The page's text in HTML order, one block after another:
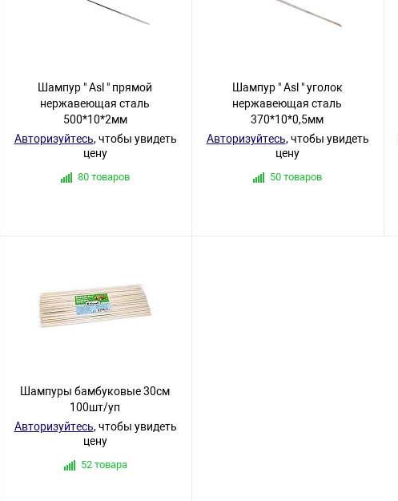
Шампур " Asl " прямой
нержавеющая сталь
500*10*2мм
Авторизуйтесь, чтобы увидеть
цену
80 товаров
Шампур " Asl " уголок
нержавеющая сталь
370*10*0,5мм
Авторизуйтесь, чтобы увидеть
цену
50 товаров
Шампуры бамбуковые 30см
100шт/уп
Авторизуйтесь, чтобы увидеть
цену
52 товара